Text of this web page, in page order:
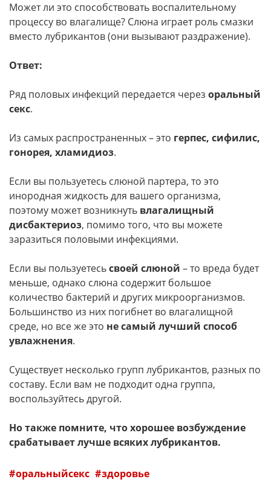
Может ли это способствовать воспалительному
процессу во влагалище? Слюна играет роль смазки
вместо лубрикантов (они вызывают раздражение).
Ответ:
Ряд половых инфекций передается через оральный
секс.
Из самых распространенных – это герпес, сифилис,
гонорея, хламидиоз.
Если вы пользуетесь слюной партера, то это
инородная жидкость для вашего организма,
поэтому может возникнуть влагалищный
дисбактериоз, помимо того, что вы можете
заразиться половыми инфекциями.
Если вы пользуетесьсвоей слюной – то вреда будет
меньше, однако слюна содержит большое
количество бактерий и других микроорганизмов.
Большинство из них погибнет во влагалищной
среде, но все же это не самый лучший способ
увлажнения.
Существует несколько групп лубрикантов, разных по
составу. Если вам не подходит одна группа,
воспользуйтесь другой.
Но также помните, что хорошее возбуждение
срабатывает лучше всяких лубрикантов.
оральныйсекс здоровье